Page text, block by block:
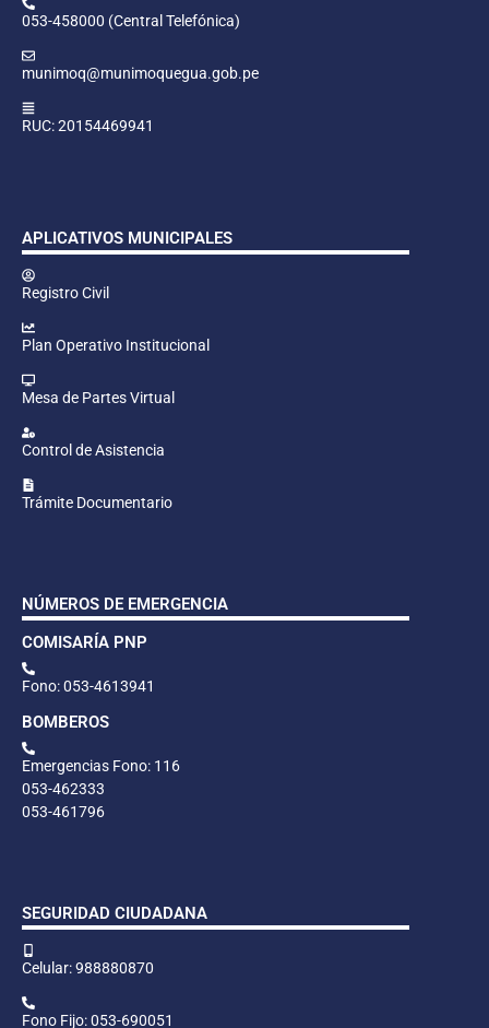
053-458000 (Central Telefónica)
munimoq@munimoquegua.gob.pe
RUC: 20154469941
APLICATIVOS MUNICIPALES
Registro Civil
Plan Operativo Institucional
Mesa de Partes Virtual
Control de Asistencia
Trámite Documentario
NÚMEROS DE EMERGENCIA
COMISARÍA PNP
Fono: 053-4613941
BOMBEROS
Emergencias Fono: 116
053-462333
053-461796
SEGURIDAD CIUDADANA
Celular: 988880870
Fono Fijo: 053-690051